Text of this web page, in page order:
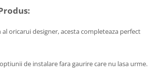
oricarui designer, acesta completeaza perfect
de instalare fara gaurire care nu lasa urme.